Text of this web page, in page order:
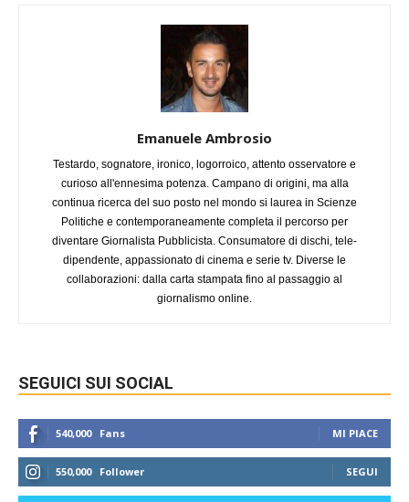
Emanuele Ambrosio
Testardo, sognatore, ironico, logorroico, attento osservatore e
curioso all'ennesima potenza. Campano di origini, ma alla
continua ricerca del suo posto nel mondo si laurea in Scienze
Politiche e contemporaneamente completa il percorso per
diventare Giornalista Pubblicista. Consumatore di dischi, tele-
dipendente, appassionato di cinema e serie tv. Diverse le
collaborazioni: dalla carta stampata fino al passaggio al
giornalismo online.
SEGUICI SUI SOCIAL
540,000 Fans MI PIACE
550,000 Follower SEGUI